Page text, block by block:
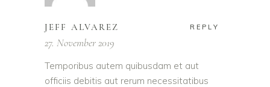
JEFF ALVAREZ REPLY
27. November 2019
Temporibus autem quibusdam et aut
officiis debitis aut rerum necessitatibus